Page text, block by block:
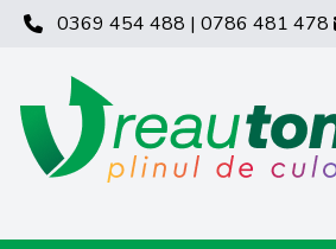
0369 454 488 | 0786 481 478